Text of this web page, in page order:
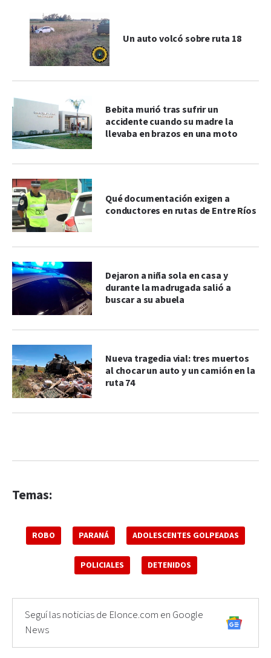
Un auto volcó sobre ruta 18
Bebita murió tras sufrir un
accidente cuando su madre la
llevaba en brazos en una moto
Qué documentación exigen a
conductores en rutas de Entre Ríos
Dejaron a niña sola en casa y
durante la madrugada salió a
buscar a su abuela
Nueva tragedia vial: tres muertos
al chocar un auto y un camión en la
ruta 74
Temas:
ROBO PARANÁ ADOLESCENTES GOLPEADAS
POLICIALES DETENIDOS
Seguí las noticias de Elonce.com en Google
News